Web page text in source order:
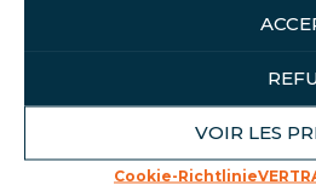
VOIR LES
Cookie-Richtlinie
vergangener Zeiten
Projekt geht über eine
Es ist ein weiterentwickeltes
als auch emotional.